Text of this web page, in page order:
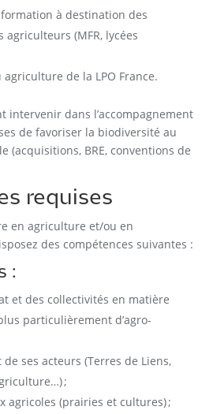
à destination des
(MFR, lycées
de la LPO France.
intervenir dans l’accompagnement
de favoriser la biodiversité au
(acquisitions, BRE, conventions de
requises
en agriculture et/ou en
des compétences suivantes :
:
et des collectivités en matière
particulièrement d’agro-
ses acteurs (Terres de Liens,
;
agricoles (prairies et cultures) ;